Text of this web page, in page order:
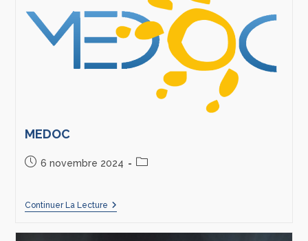
MEDOC
6 novembre 2024
Continuer La Lecture